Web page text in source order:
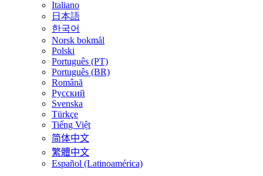
Italiano
日本語
한국어
Norsk bokmål
Polski
Português (PT)
Português (BR)
Română
Русский
Svenska
Türkçe
Tiếng Việt
简体中文
繁體中文
Español (Latinoamérica)